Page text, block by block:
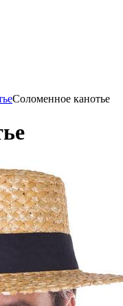
Соломенное канотье